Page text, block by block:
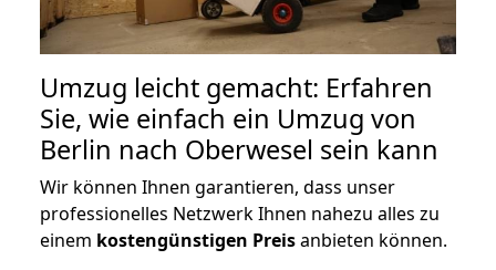
Umzug leicht gemacht: Erfahren
Sie, wie einfach ein Umzug von
Berlin nach Oberwesel sein kann
Wir können Ihnen garantieren, dass unser
professionelles Netzwerk Ihnen nahezu alles zu
einem kostengünstigen Preisanbieten können.